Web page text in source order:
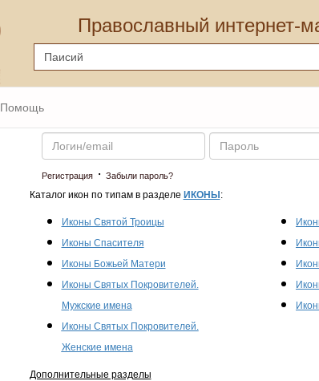
Православный интернет-
Помощь
Email Пароль
Регистрация· Забыли пароль?
Каталог икон по типам в разделе ИКОНЫ :
Иконы Святой Троицы
Иконы Спасителя
Иконы Божьей Матери
Иконы Святых Покровителей.
Мужские имена
Иконы Святых Покровителей.
Женские имена
Дополнительные разделы